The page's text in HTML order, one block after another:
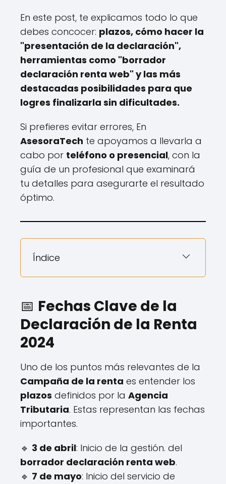
En este post, te explicamos todo lo que
debes concocer: plazos, cómo hacer la
"presentación de la declaración",
herramientas como "borrador
declaración renta web" y las más
destacadas posibilidades para que
logres finalizarla sin dificultades.
Si prefieres evitar errores, En
AsesoraTech te apoyamos a llevarla a
cabo por teléfono o presencial, con la
guía de un profesional que examinará
tu detalles para asegurarte el resultado
óptimo.
Índice
📅 Fechas Clave de la
Declaración de la Renta
2024
Uno de los puntos más relevantes de la
Campaña de la renta es entender los
plazos definidos por la Agencia
Tributaria. Estas representan las fechas
importantes.
🔹 3 de abril: Inicio de la gestión. del
borrador declaración renta web.
🔹 7 de mayo: Inicio del servicio de